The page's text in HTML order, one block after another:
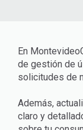
En
de gestión de
solicitudes de
Además,
claro y